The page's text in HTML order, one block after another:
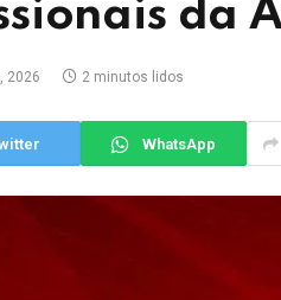
da
2026 2 minutos lidos
WhatsApp